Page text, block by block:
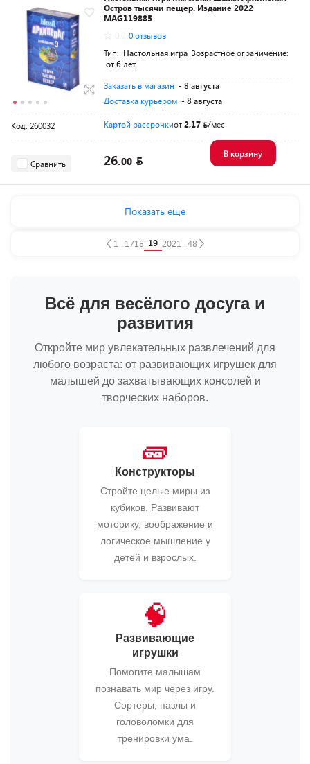
Остров тысячи пещер. Издание 2022
MAG119885
0 отзывов
Тип: Настольная игра Возрастное ограничение:
от 6 лет
Заказать в магазин - 8 августа
Доставка курьером - 8 августа
Код: 260032 Картой рассрочкиот2,17 /мес
Сравнить 26.00
В корзину
Показать еще
1... 1718 19 2021... 48
Всё для весёлого досуга и
развития
Откройте мир увлекательных развлечений для
любого возраста: от развивающих игрушек для
малышей до захватывающих консолей и
творческих наборов.
🧱
Конструкторы
Стройте целые миры из
кубиков. Развивают
моторику, воображение и
логическое мышление у
детей и взрослых.
🧠
Развивающие
игрушки
Помогите малышам
познавать мир через игру.
Сортеры, пазлы и
головоломки для
тренировки ума.